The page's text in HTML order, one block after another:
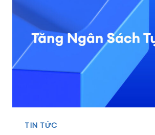
TIN TỨC